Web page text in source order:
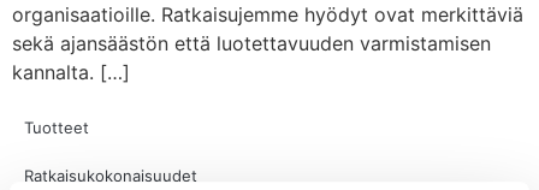
organisaatioille. Ratkaisujemme hyödyt ovat merkittäviä
sekä ajansäästön että luotettavuuden varmistamisen
kannalta. […]
Tuotteet
Ratkaisukokonaisuudet